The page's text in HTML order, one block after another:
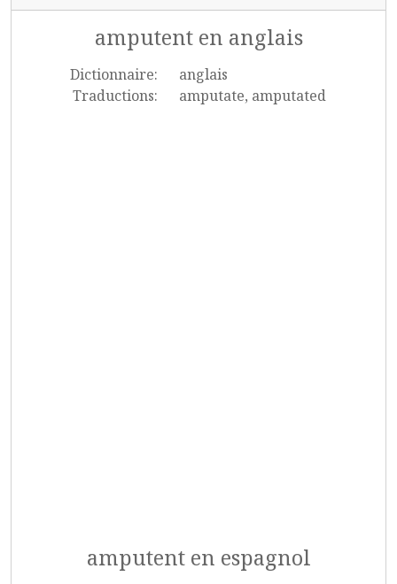
amputent en anglais
Dictionnaire:
anglais
Traductions:
amputate, amputated
amputent en espagnol